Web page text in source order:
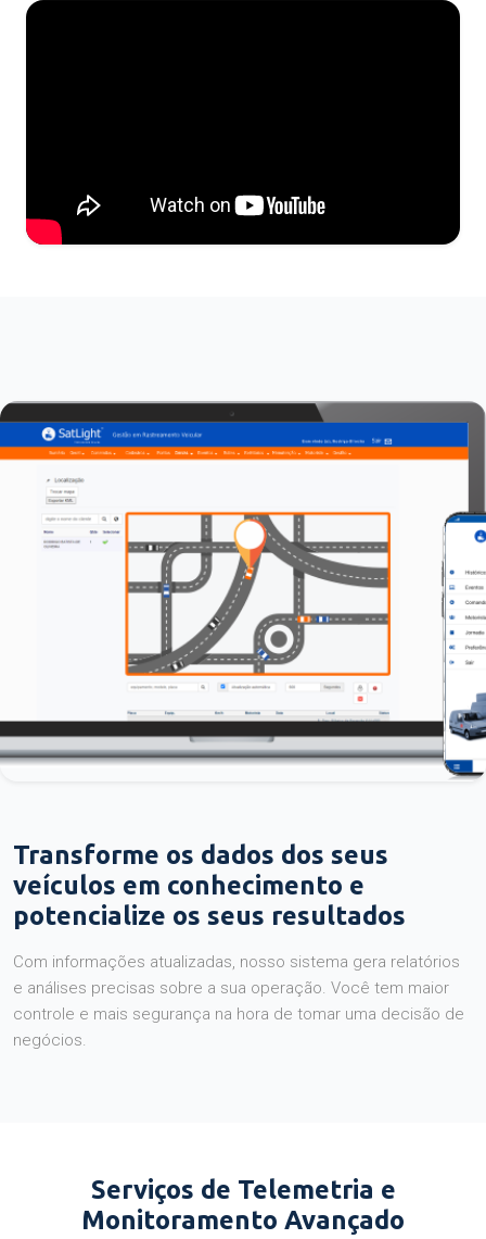
Transforme os dados dos seus
veículos em conhecimento e
potencialize os seus resultados
Com informações atualizadas, nosso sistema gera relatórios
e análises precisas sobre a sua operação. Você tem maior
controle e mais segurança na hora de tomar uma decisão de
negócios.
Serviços de Telemetria e
Monitoramento Avançado